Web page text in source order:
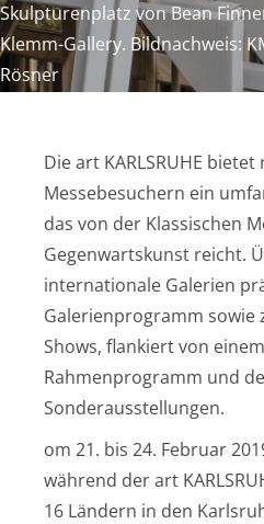
Skulpturenplatz von Bean
Klemm-Gallery. Bildnachweis:
Rösner
Die art KARLSRUHE
Messebesuchern ein
das von der Klassischen
Gegenwartskunst reicht.
internationale Galerien
Galerienprogramm sowie
Shows, flankiert von
Rahmenprogramm und
Sonderausstellungen.
om 21. bis 24. Februar
während der art
16 Ländern in den